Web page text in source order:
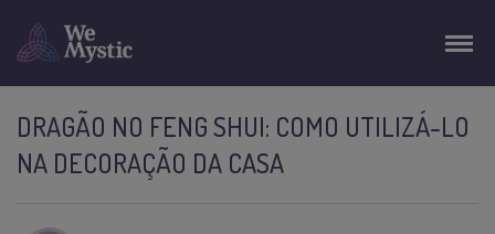
DRAGÃO NO FENG SHUI: COMO UTILIZÁ-LO
NA DECORAÇÃO DA CASA